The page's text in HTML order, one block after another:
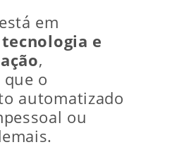
em
e
,
o
automatizado
ou